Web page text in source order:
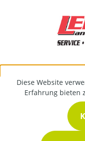
Diese Website
Erfahrung bieten